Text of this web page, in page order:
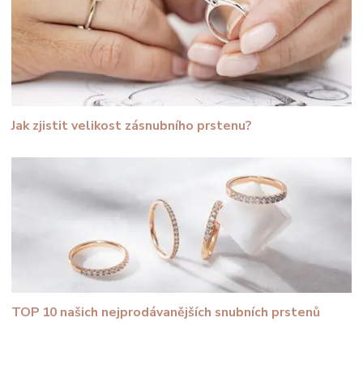
Jak zjistit velikost zásnubního prstenu?
TOP 10 našich nejprodávanějších snubních prstenů